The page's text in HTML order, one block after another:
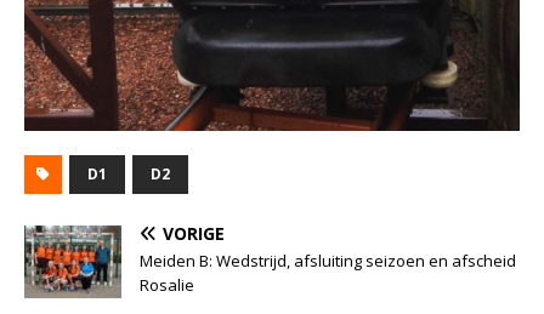
D1 D2
VORIGE
Meiden B: Wedstrijd, afsluiting seizoen en afscheid
Rosalie